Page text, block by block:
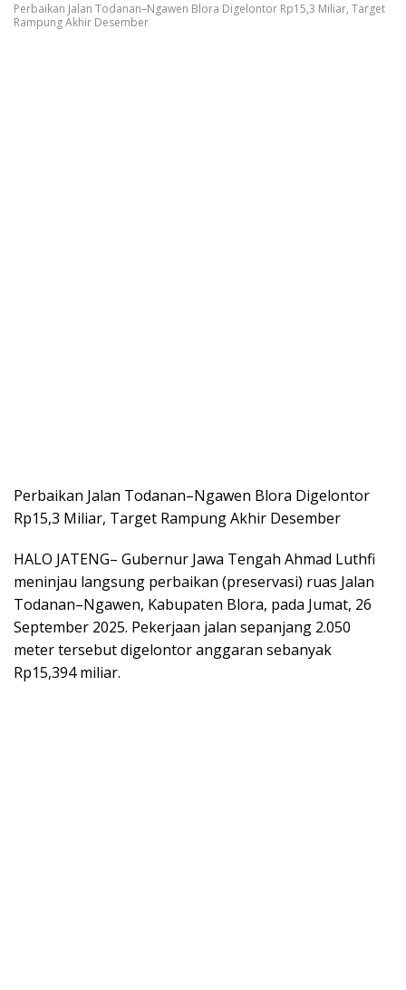
Perbaikan Jalan Todanan–Ngawen Blora Digelontor Rp15,3 Miliar, Target
Rampung Akhir Desember
Perbaikan Jalan Todanan–Ngawen Blora Digelontor
Rp15,3 Miliar, Target Rampung Akhir Desember
HALO JATENG– Gubernur Jawa Tengah Ahmad Luthfi
meninjau langsung perbaikan (preservasi) ruas Jalan
Todanan–Ngawen, Kabupaten Blora, pada Jumat, 26
September 2025. Pekerjaan jalan sepanjang 2.050
meter tersebut digelontor anggaran sebanyak
Rp15,394 miliar.